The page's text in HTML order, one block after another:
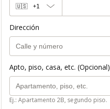
🇺🇸 +1
Dirección
Apto, piso, casa, etc. (Opcional)
Ej.: Apartamento 2B, segundo piso.